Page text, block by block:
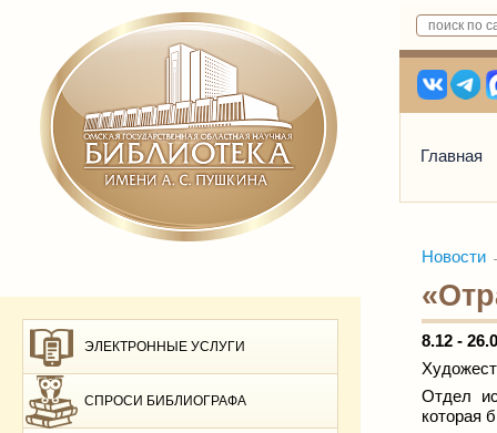
Главная
ЭЛЕКТРОННЫЕ УСЛУГИ
СПРОСИ БИБЛИОГРАФА
Новости
8.12 -
Отдел
которая